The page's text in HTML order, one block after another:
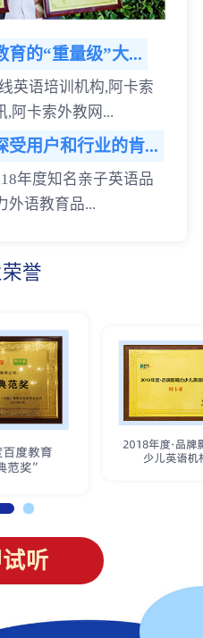
育的“重量级”大...
英语培训机构,阿卡索
,阿卡索外教网...
受用户和行业的肯...
年度知名亲子英语品
外语教育品...
誉
听